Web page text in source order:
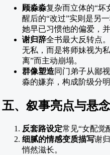
顾淼淼复杂而立体的“坏
醒后的“改过”实则是另
她早已习惯他的偏爱，
谢归辞全书最大反转点
无私，而是将师妹视为
离”而主动崩塌。
群像塑造同门弟子从鄙
淼的嫌弃，构成阶级分
五、叙事亮点与悬念
反套路设定常见“女配觉
细腻的情感变质描写谢
悄然滋长。